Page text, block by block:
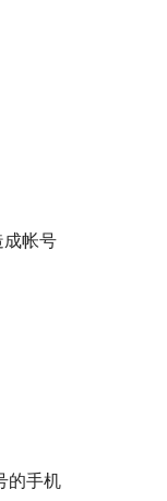
帐号
的手机